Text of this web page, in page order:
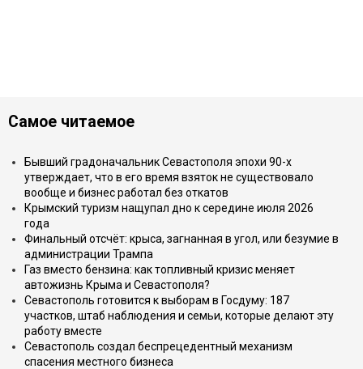
Самое читаемое
Бывший градоначальник Севастополя эпохи 90-х
утверждает, что в его время взяток не существовало
вообще и бизнес работал без откатов
Крымский туризм нащупал дно к середине июля 2026
года
Финальный отсчёт: крыса, загнанная в угол, или безумие в
администрации Трампа
Газ вместо бензина: как топливный кризис меняет
автожизнь Крыма и Севастополя?
Севастополь готовится к выборам в Госдуму: 187
участков, штаб наблюдения и семьи, которые делают эту
работу вместе
Севастополь создал беспрецедентный механизм
спасения местного бизнеса